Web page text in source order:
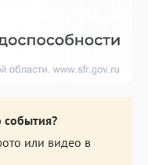
события?
или видео в